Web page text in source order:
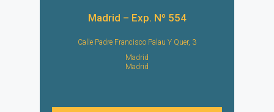
Madrid – Exp. Nº 554
Calle Padre Francisco Palau Y Quer, 3
Madrid
Madrid